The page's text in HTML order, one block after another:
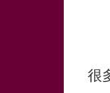
很